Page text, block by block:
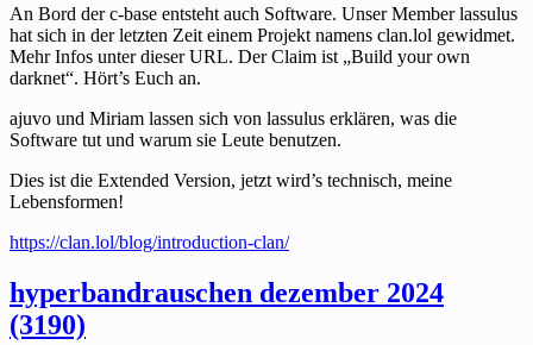
An Bord der c-base entsteht auch Software. Unser Member lassulus
hat sich in der letzten Zeit einem Projekt namens clan.lol gewidmet.
Mehr Infos unter dieser URL. Der Claim ist „Build your own
darknet“. Hört’s Euch an.
ajuvo und Miriam lassen sich von lassulus erklären, was die
Software tut und warum sie Leute benutzen.
Dies ist die Extended Version, jetzt wird’s technisch, meine
Lebensformen!
https://clan.lol/blog/introduction-clan/
hyperbandrauschen dezember 2024
(3190)